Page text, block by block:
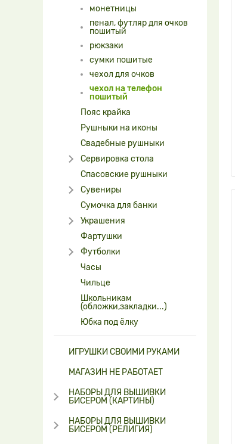
монетницы
пенал, футляр для очков
пошитый
рюкзаки
сумки пошитые
чехол для очков
чехол на телефон
пошитый
Пояс крайка
Рушныки на иконы
Свадебные рушныки
Сервировка стола
Спасовские рушныки
Сувениры
Сумочка для банки
Украшения
Фартушки
Футболки
Часы
Чильце
Школьникам
(обложки,закладки...)
Юбка под ёлку
ИГРУШКИ СВОИМИ РУКАМИ
МАГАЗИН НЕ РАБОТАЕТ
НАБОРЫ ДЛЯ ВЫШИВКИ
БИСЕРОМ (КАРТИНЫ)
НАБОРЫ ДЛЯ ВЫШИВКИ
БИСЕРОМ (РЕЛИГИЯ)